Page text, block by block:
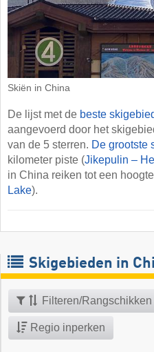
Skiën in China
De lijst met de beste
aangevoerd door het
van de 5 sterren. De grootste
kilometer piste (Jikepulin –
in China reiken tot een
Lake).
Skigebieden in
Filteren/Rangschikken
Regio inperken